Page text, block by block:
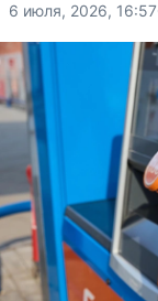
6 июля, 2026, 16:57